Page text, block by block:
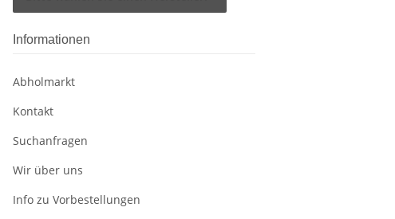
Informationen
Abholmarkt
Kontakt
Suchanfragen
Wir über uns
Info zu Vorbestellungen